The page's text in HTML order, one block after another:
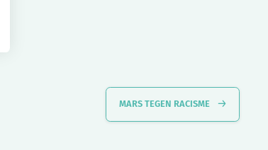
MARS TEGEN RACISME